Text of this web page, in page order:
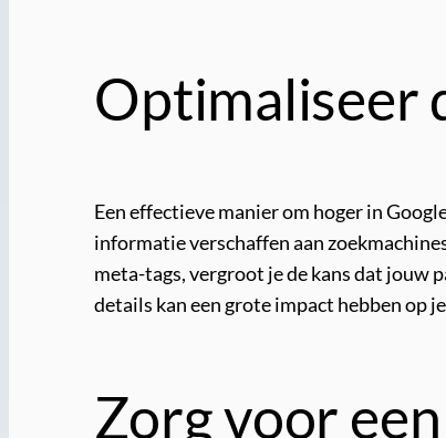
Optimaliseer
Een effectieve manier om hoger in
informatie verschaffen aan
meta-tags, vergroot je de kans dat jouw
details kan een grote impact hebben op
Zorg voor